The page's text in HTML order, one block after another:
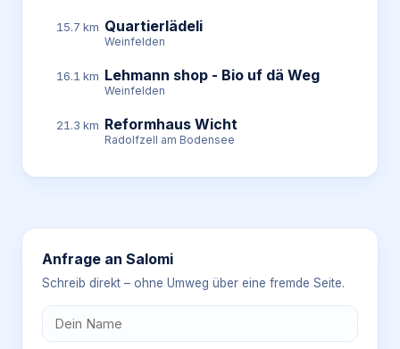
15.7 km Quartierlädeli
Weinfelden
16.1 km Lehmann shop - Bio uf dä Weg
Weinfelden
21.3 km Reformhaus Wicht
Radolfzell am Bodensee
Anfrage an Salomi
Schreib direkt – ohne Umweg über eine fremde Seite.